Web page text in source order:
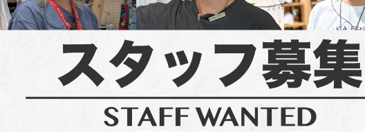
キッズ メンズ水着/ラッシュガード
ストライダー/バイク/その他
スキムボード GO サーフセット
スノーボードグローブ キッズスノーボード
スノーボードグッズ スノーボードメンテナンスグッズ